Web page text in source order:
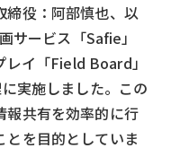
締役：阿部慎也、以
サービス「Safie」
イ「Field Board」
実施しました。この
報共有を効率的に行
とを目的としていま